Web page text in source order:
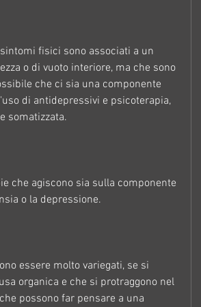
fisici sono associati a un
o di vuoto interiore, ma che sono
che ci sia una componente
di antidepressivi e psicoterapia,
somatizzata.
che agiscono sia sulla componente
o la depressione.
essere molto variegati, se si
organica e che si protraggono nel
possono far pensare a una